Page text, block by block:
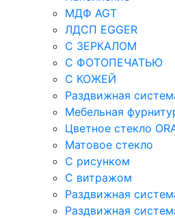
МДФ AGT
ЛДСП EGGER
С ЗЕРКАЛОМ
С ФОТОПЕЧАТЬЮ
С КОЖЕЙ
Раздвижная
Мебельная
Цветное стекло
Матовое стекло
C рисунком
C витражом
Раздвижная
Раздвижная